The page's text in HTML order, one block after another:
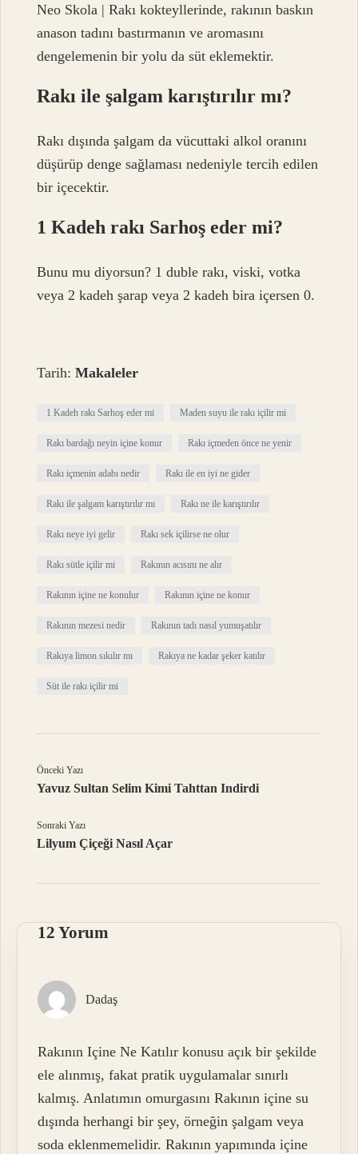
Neo Skola | Rakı kokteyllerinde, rakının baskın
anason tadını bastırmanın ve aromasını
dengelemenin bir yolu da süt eklemektir.
Rakı ile şalgam karıştırılır mı?
Rakı dışında şalgam da vücuttaki alkol oranını
düşürüp denge sağlaması nedeniyle tercih edilen
bir içecektir.
1 Kadeh rakı Sarhoş eder mi?
Bunu mu diyorsun? 1 duble rakı, viski, votka
veya 2 kadeh şarap veya 2 kadeh bira içersen 0.
Tarih:Makaleler
1 Kadeh rakı Sarhoş eder mi Maden suyu ile rakı içilir mi
Rakı bardağı neyin içine konur Rakı içmeden önce ne yenir
Rakı içmenin adabı nedir Rakı ile en iyi ne gider
Rakı ile şalgam karıştırılır mı Rakı ne ile karıştırılır
Rakı neye iyi gelir Rakı sek içilirse ne olur
Rakı sütle içilir mi Rakının acısını ne alır
Rakının içine ne konulur Rakının içine ne konur
Rakının mezesi nedir Rakının tadı nasıl yumuşatılır
Rakıya limon sıkılır mı Rakıya ne kadar şeker katılır
Süt ile rakı içilir mi
Önceki Yazı
Yavuz Sultan Selim Kimi Tahttan Indirdi
Sonraki Yazı
Lilyum Çiçeği Nasıl Açar
12 Yorum
Dadaş
Rakının Içine Ne Katılır konusu açık bir şekilde
ele alınmış, fakat pratik uygulamalar sınırlı
kalmış. Anlatımın omurgasını Rakının içine su
dışında herhangi bir şey, örneğin şalgam veya
soda eklenmemelidir. Rakının yapımında içine